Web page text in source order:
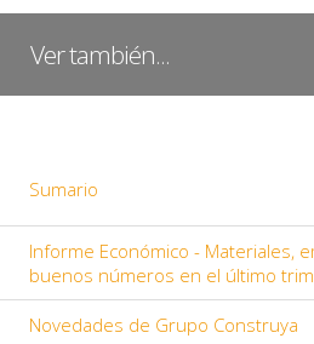
Ver también...
Sumario
Informe Económico - Materiales,
buenos números en el último
Novedades de Grupo Construya